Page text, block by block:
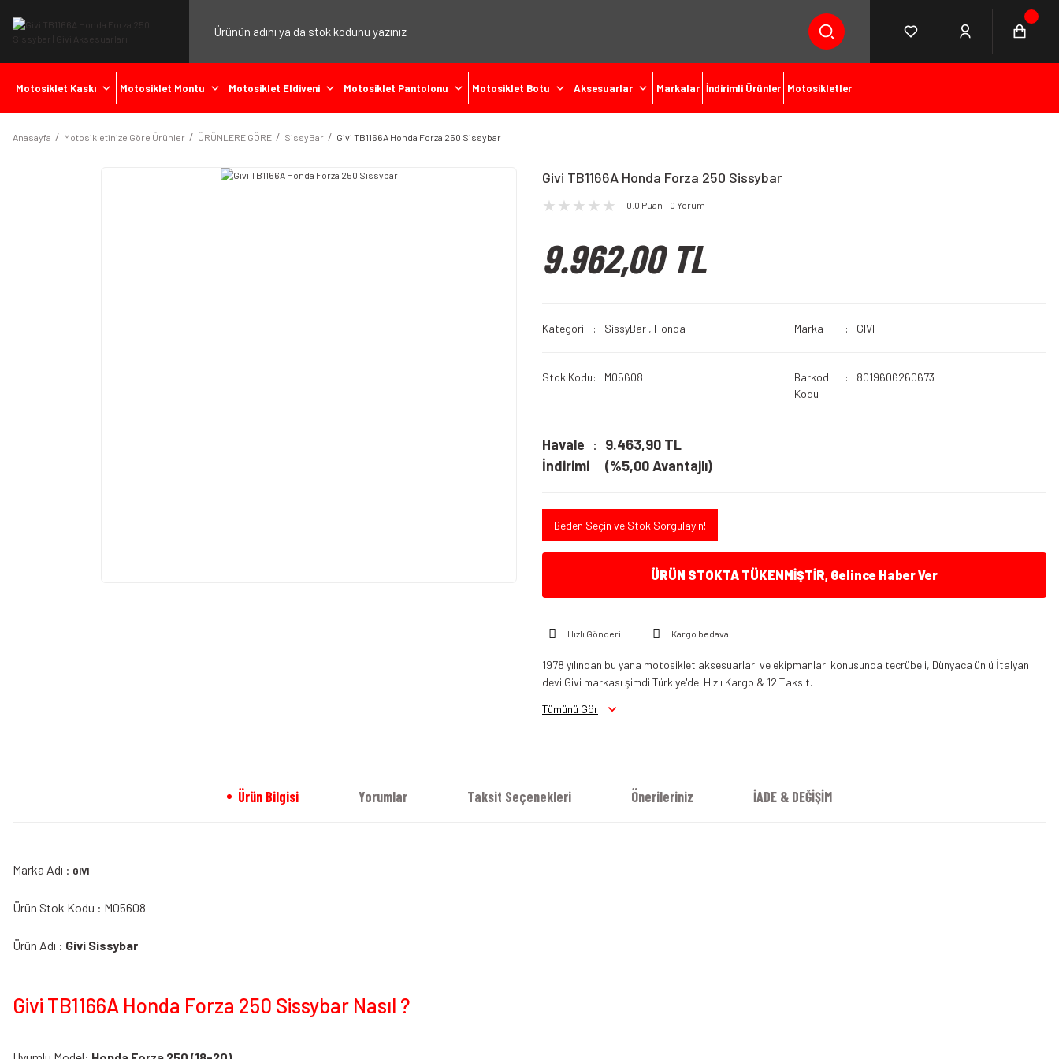
Motosiklet Kaskı Motosiklet Montu Motosiklet Eldiveni Motosiklet Pantolonu Motosiklet Botu Aksesuarlar Markalar İndirimli Ürünler Motosikletler
Anasayfa Motosikletinize Göre Ürünler ÜRÜNLERE GÖRE SissyBar Givi TB1166A Honda Forza 250 Sissybar
Givi TB1166A Honda Forza 250 Sissybar
0.0 Puan - 0 Yorum
9.962,00 TL
Kategori SissyBar , Honda Marka GIVI
Stok Kodu M05608
Barkod
Kodu
8019606260673
Havale
İndirimi
9.463,90 TL
(%5,00 Avantajlı)
Beden Seçin ve Stok Sorgulayın!
ÜRÜN STOKTA TÜKENMİŞTİR, Gelince Haber Ver
Hızlı Gönderi Kargo bedava
1978 yılından bu yana motosiklet aksesuarları ve ekipmanları konusunda tecrübeli, Dünyaca ünlü İtalyan
devi Givi markası şimdi Türkiye'de! Hızlı Kargo & 12 Taksit.
Tümünü Gör
Ürün Bilgisi Yorumlar Taksit Seçenekleri Önerileriniz İADE & DEĞİŞİM
Marka Adı : GIVI
Ürün Stok Kodu : M05608
Ürün Adı : Givi Sissybar
Givi TB1166A Honda Forza 250 Sissybar Nasıl ?